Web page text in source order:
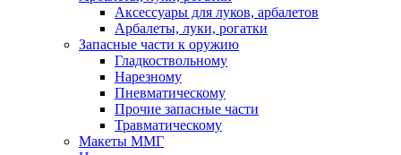
Аксессуары для луков, арбалетов
Арбалеты, луки, рогатки
Запасные части к оружию
Гладкоствольному
Нарезному
Пневматическому
Прочие запасные части
Травматическому
Макеты ММГ